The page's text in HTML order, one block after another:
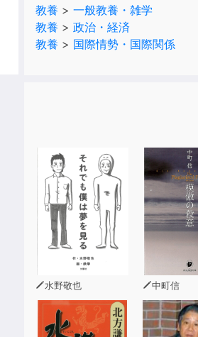
教養 > 一般教養・雑学
教養 > 政治・経済
教養 > 国際情勢・国際関係
水野敬也 中町信